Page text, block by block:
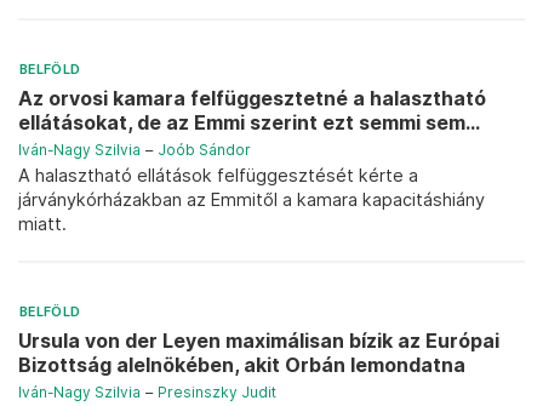
BELFÖLD
Az orvosi kamara felfüggesztetné a halasztható
ellátásokat, de az Emmi szerint ezt semmi sem...
Iván-Nagy Szilvia – Joób Sándor
A halasztható ellátások felfüggesztését kérte a
járványkórházakban az Emmitől a kamara kapacitáshiány
miatt.
BELFÖLD
Ursula von der Leyen maximálisan bízik az Európai
Bizottság alelnökében, akit Orbán lemondatna
Iván-Nagy Szilvia – Presinszky Judit